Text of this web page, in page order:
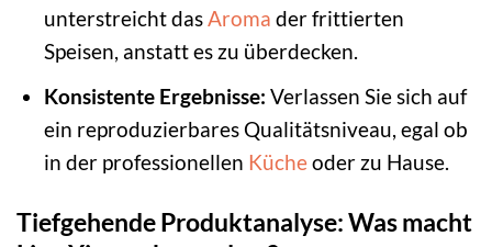
unterstreicht das Aroma der frittierten
Speisen, anstatt es zu überdecken.
Konsistente Ergebnisse: Verlassen Sie sich auf
ein reproduzierbares Qualitätsniveau, egal ob
in der professionellen Kücheoder zu Hause.
Tiefgehende Produktanalyse: Was macht